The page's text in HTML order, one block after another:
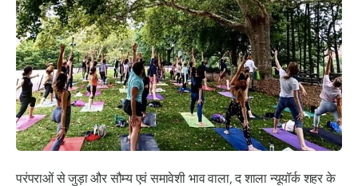
परंपराओं से जुड़ा और सौम्य एवं समावेशी भाव वाला, द शाला न्यूयॉर्क शहर के